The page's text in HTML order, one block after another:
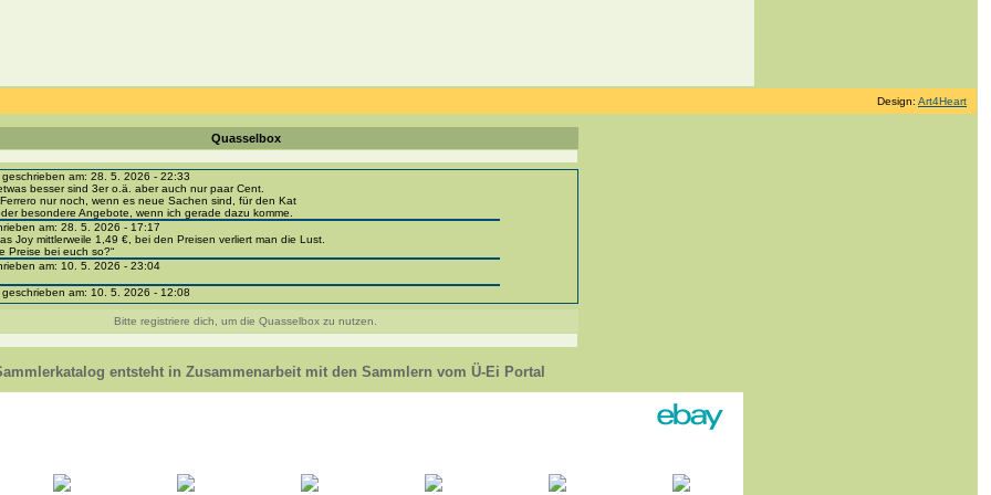
Design: Art4Heart
Quasselbox
am: 28. 5. 2026 - 22:33
besser sind 3er o.ä. aber auch nur paar Cent.
nur noch, wenn es neue Sachen sind, für den Kat
besondere Angebote, wenn ich gerade dazu komme.
am: 28. 5. 2026 - 17:17
Joy mittlerweile 1,49 €, bei den Preisen verliert man die Lust.
Preise bei euch so?“
am: 10. 5. 2026 - 23:04
am: 10. 5. 2026 - 12:08
portal-sammlerkatalog.de/categories.php?cat_id=1043
- BPZ obere Reihe
zur Strafe die nächsten 3 Monate keine Ü-Eier bekommen ;))
310, 318 und 326 habe ich keine BPZ
leider weggeworfen *grrrr* ;)
am: 29. 4. 2026 - 18:04
Erinnerung ... oder?
Bitte registriere dich, um die Quasselbox zu nutzen.
entsteht in Zusammenarbeit mit den Sammlern vom Ü-Ei Portal